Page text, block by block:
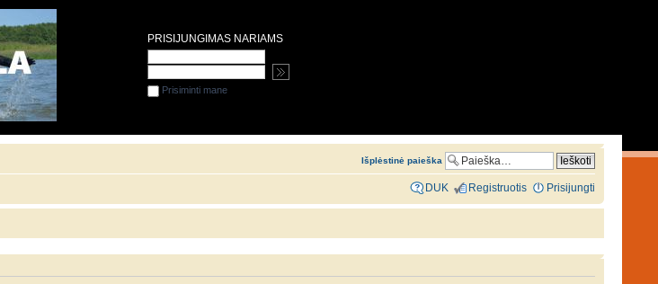
Išplėstinė paieška
DUK Registruotis Prisijungti
PRISIJUNGIMAS NARIAMS
Prisiminti mane